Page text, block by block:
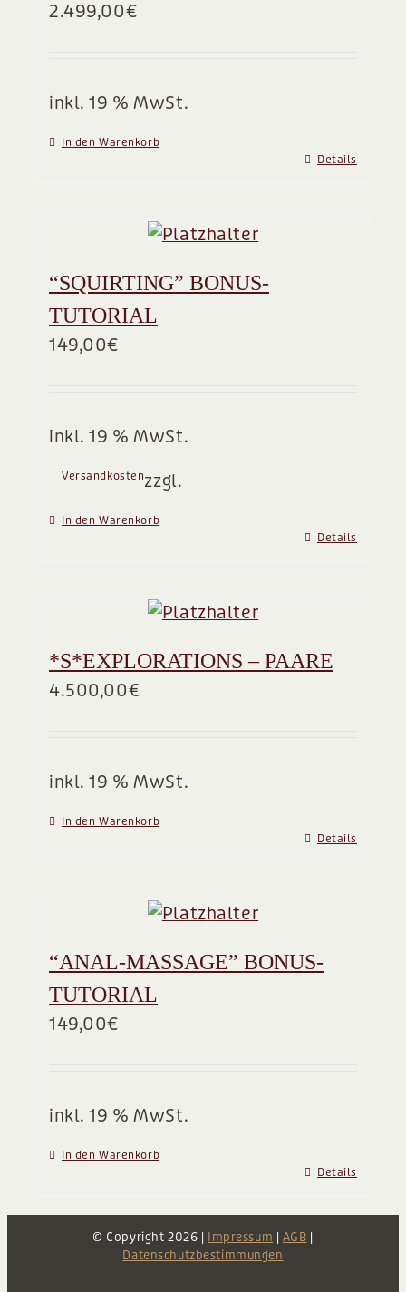
2.499,00€
inkl. 19 % MwSt.
In den Warenkorb
Details
“SQUIRTING” BONUS-
TUTORIAL
149,00€
inkl. 19 % MwSt.
zzgl.
Versandkosten
In den Warenkorb
Details
*S*EXPLORATIONS – PAARE
4.500,00€
inkl. 19 % MwSt.
In den Warenkorb
Details
“ANAL-MASSAGE” BONUS-
TUTORIAL
149,00€
inkl. 19 % MwSt.
In den Warenkorb
Details
© Copyright2026 | Impressum | AGB |
Datenschutzbestimmungen